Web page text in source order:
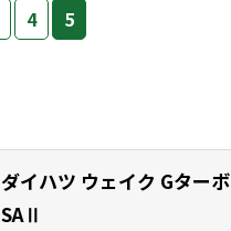
4 5
ダイハツ ウェイク Gターボ
SAⅡ